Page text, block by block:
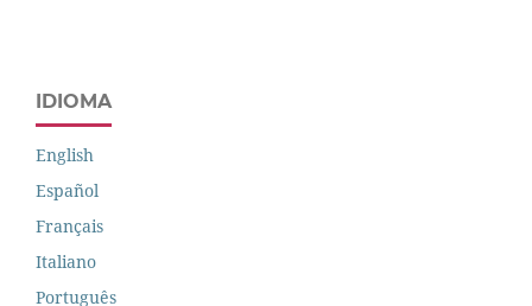
IDIOMA
English
Español
Français
Italiano
Português